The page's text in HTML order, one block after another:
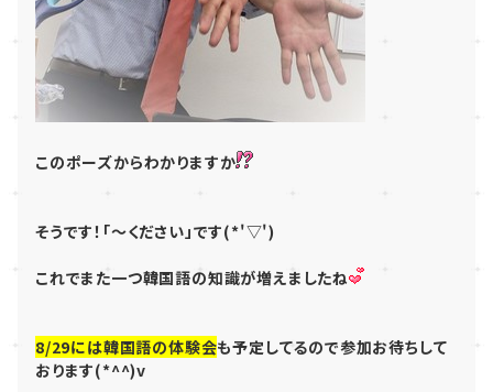
このポーズからわかりますか
そうです！「～ください」です(*'▽')
これでまた一つ韓国語の知識が増えましたね
8/29には韓国語の体験会も予定してるので参加お待ちして
おります(*^^)v